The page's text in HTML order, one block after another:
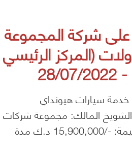
شركة المجموعة
(المركز الرئيسي
سيارات هيونداي
المالك: مجموعة شركات
شمال الخليج التجارية القيمة: -/15,900,000 د.ك مدة